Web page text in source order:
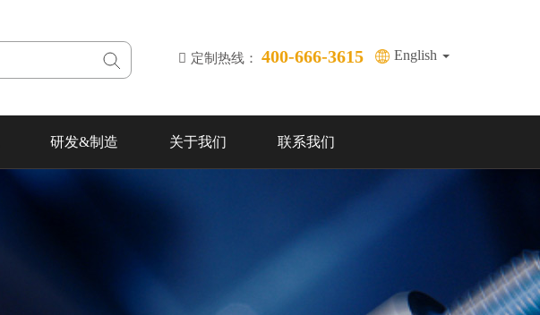
定制热线： 400-666-3615 English
研发&制造 关于我们 联系我们